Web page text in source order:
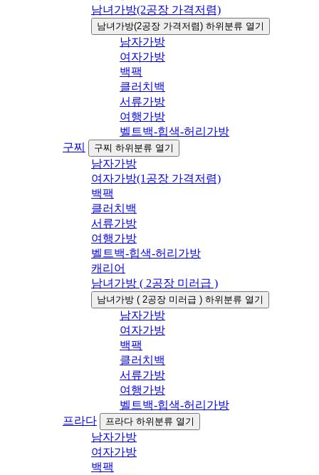
남녀가방(2공장 가격저렴)
남녀가방(2공장 가격저렴) 하위분류 열기
남자가방
여자가방
백팩
클러치백
서류가방
여행가방
벨트백-힙색-허리가방
구찌
구찌 하위분류 열기
남자가방
여자가방(1공장 가격저렴)
백팩
클러치백
서류가방
여행가방
벨트백-힙색-허리가방
캐리어
남녀가방 ( 2공장 미러급 )
남녀가방 ( 2공장 미러급 ) 하위분류 열기
남자가방
여자가방
백팩
클러치백
서류가방
여행가방
벨트백-힙색-허리가방
프라다
프라다 하위분류 열기
남자가방
여자가방
백팩